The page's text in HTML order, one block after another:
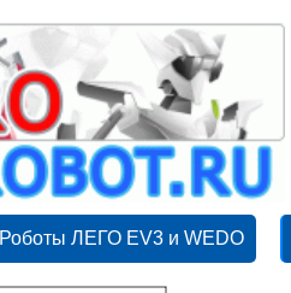
Роботы ЛЕГО EV3 и WEDO